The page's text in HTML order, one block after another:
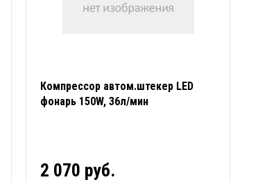
Компрессор автом.штекер LED
фонарь 150W, 36л/мин
2 070 руб.